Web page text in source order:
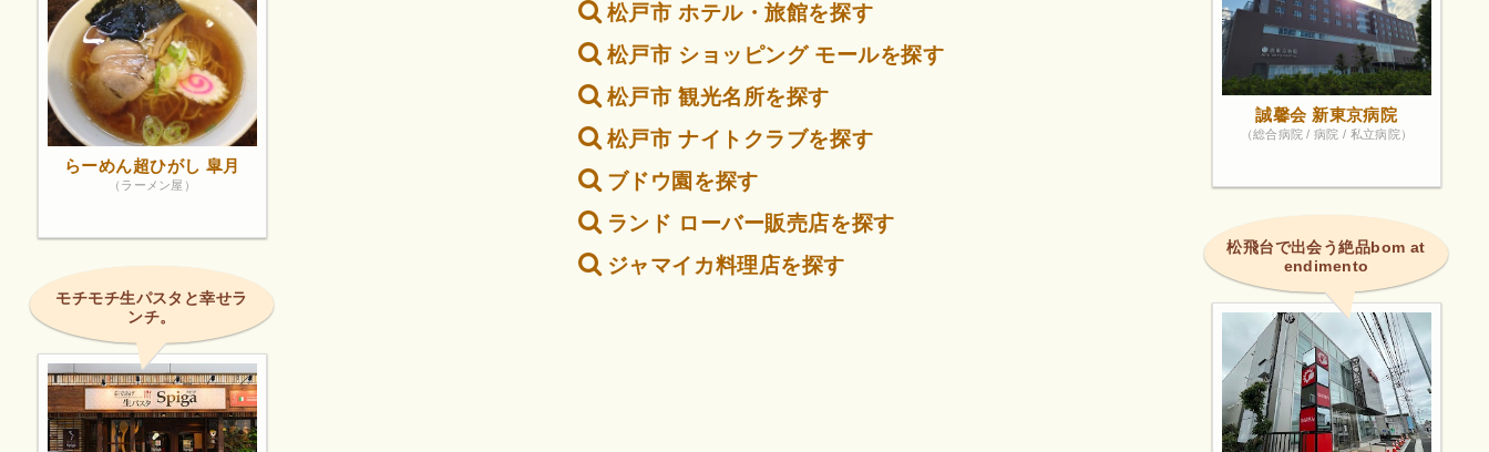
松戸市 ホテル・旅館を探す
松戸市 ショッピング モールを探す
松戸市 観光名所を探す
松戸市 ナイトクラブを探す
ブドウ園を探す
ランド ローバー販売店を探す
ジャマイカ料理店を探す
らーめん超ひがし 皐月
（ラーメン屋）
モチモチ生パスタと幸せラ
ンチ。
誠馨会 新東京病院
（総合病院 / 病院 / 私立病院）
松飛台で出会う絶品bom at
endimento